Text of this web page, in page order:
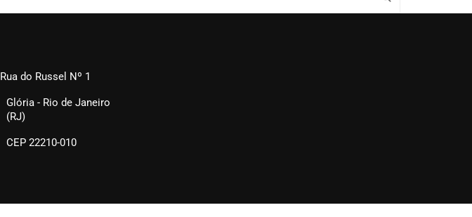
Rua do Russel Nº 1
Glória - Rio de Janeiro
(RJ)
CEP 22210-010